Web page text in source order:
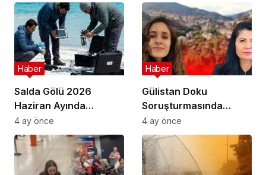
Salda Gölü 2026
Haziran Ayında
Uluslararası
Astrobiyoloji Etkinliğine
Ev Sahipliği Yapacak
Haber
4 ay önce
Gülistan Doku
Soruşturmasında
Cinayet Şüphesiyle 7
İlde Eş Zamanlı
Operasyon
Haber
4 ay önce